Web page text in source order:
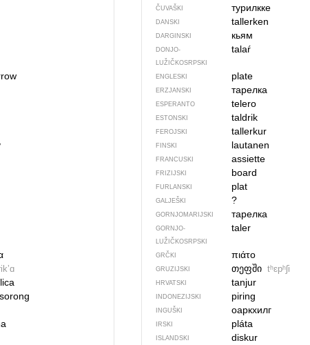
ČUVAŠKI турилкке
DANSKI tallerken
DARGINSKI кьям
DONJO­
LUŽIČKOSRPSKI
talaŕ
ENGLESKI plate
ERZJANSKI тарелка
ESPERANTO telero
ESTONSKI taldrik
FEROJSKI tallerkur
FINSKI lautanen
FRANCUSKI assiette
FRIZIJSKI board
FURLANSKI plat
GALJEŠKI ?
GORNJOMARIJSKI тарелка
GORNJO­
LUŽIČKOSRPSKI
taler
GRČKI πιάτο
GRUZIJSKI თეფში tʰɛpʰʃi
HRVATSKI tanjur
INDONEZIJSKI piring
INGUŠKI оаркхилг
IRSKI pláta
ISLANDSKI diskur